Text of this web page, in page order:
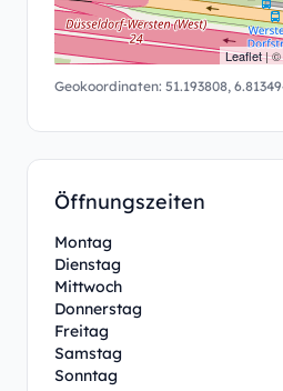
Leaflet| ©
Geokoordinaten: 51.193808,
Öffnungszeiten
Montag
Dienstag
Mittwoch
Donnerstag
Freitag
Samstag
Sonntag